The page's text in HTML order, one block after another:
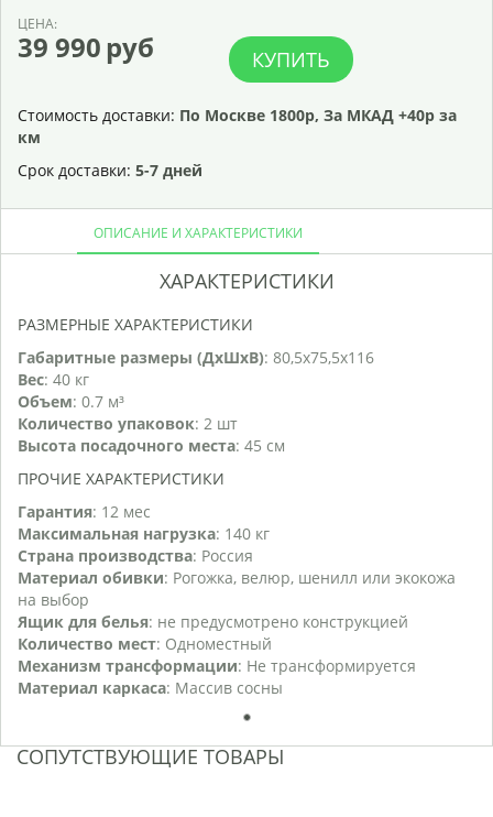
ЦЕНА:
39 990 руб КУПИТЬ
Стоимость доставки: По Москве 1800р, За МКАД +40р за
км
Срок доставки: 5-7 дней
ОПИСАНИЕ И ХАРАКТЕРИСТИКИ
ХАРАКТЕРИСТИКИ
РАЗМЕРНЫЕ ХАРАКТЕРИСТИКИ
Габаритные размеры (ДхШхВ): 80,5х75,5х116
Вес: 40 кг
Объем: 0.7 м³
Количество упаковок: 2 шт
Высота посадочного места: 45 см
ПРОЧИЕ ХАРАКТЕРИСТИКИ
Гарантия: 12 мес
Максимальная нагрузка: 140 кг
Страна производства: Россия
Материал обивки: Рогожка, велюр, шенилл или экокожа
на выбор
Ящик для белья: не предусмотрено конструкцией
Количество мест: Одноместный
Механизм трансформации: Не трансформируется
Материал каркаса: Массив сосны
1
СОПУТСТВУЮЩИЕ ТОВАРЫ